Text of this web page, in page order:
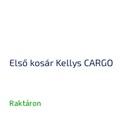
Első kosár Kellys CARGO
Raktáron